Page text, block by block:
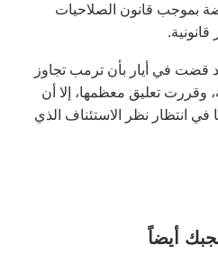
بموجب قانون الصلاحيات
قانونية.
قضت في أيار بأن ترمب تجاوز
تعليق معظمها، إلا أن
في انتظار نظر الاستئناف الذي
أيضاً